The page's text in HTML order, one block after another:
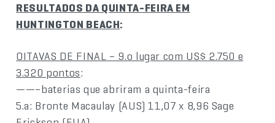
RESULTADOS DA QUINTA-FEIRA EM
HUNTINGTON BEACH:
OITAVAS DE FINAL – 9.o lugar com US$ 2.750 e
3.320 pontos:
——–baterias que abriram a quinta-feira
5.a: Bronte Macaulay (AUS) 11,07 x 8,96 Sage